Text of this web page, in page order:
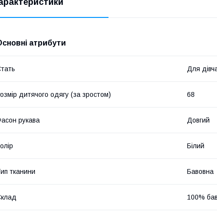
атрибути
Для
дитячого одягу (за зростом) 68
рукава Довгий
Білий
тканини Бавовна
100%